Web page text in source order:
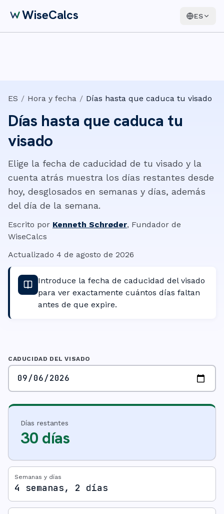
WiseCalcs ES
ES / Hora y fecha / Días hasta que caduca tu visado
Días hasta que caduca tu
visado
Elige la fecha de caducidad de tu visado y la
cuenta atrás muestra los días restantes desde
hoy, desglosados en semanas y días, además
del día de la semana.
Escrito por Kenneth Schrøder, Fundador de
WiseCalcs
Actualizado 4 de agosto de 2026
Introduce la fecha de caducidad del visado
para ver exactamente cuántos días faltan
antes de que expire.
CADUCIDAD DEL VISADO
Días restantes
30 días
Semanas y días
4 semanas, 2 días